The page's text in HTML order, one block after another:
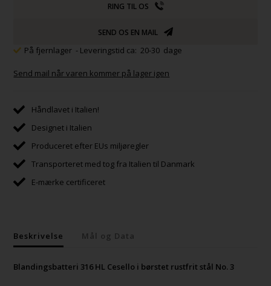
RING TIL OS
SEND OS EN MAIL
På fjernlager - Leveringstid ca: 20-30 dage
Send mail når varen kommer på lager igen
Håndlavet i Italien!
Designet i Italien
Produceret efter EUs miljøregler
Transporteret med tog fra Italien til Danmark
E-mærke certificeret
Beskrivelse Mål og Data
Blandingsbatteri 316 HL Cesello i børstet rustfrit stål No. 3